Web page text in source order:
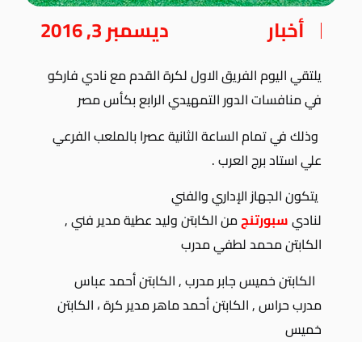
أخبار ديسمبر 3, 2016
يلتقي اليوم الفريق الاول لكرة القدم مع نادي فاركو
في منافسات الدور التمهيدي الرابع بكأس مصر
وذلك في تمام الساعة الثانية عصرا بالملعب الفرعي
علي استاد برج العرب .
يتكون الجهاز الإداري والفني
لناديسبورتنجمن الكابتن وليد عطية مدير فني ,
الكابتن محمد لطفي مدرب
الكابتن خميس جابر مدرب , الكابتن أحمد عباس
مدرب حراس , الكابتن أحمد ماهر مدير كرة ، الكابتن
خميس